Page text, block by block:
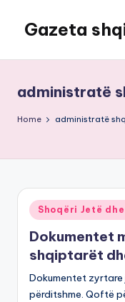
content
Gazeta
administratë
Home administratë
Posted
in
Shoqëri Jetë
Dokumentet
shqiptarët
Dokumentet zyrtare
përditshme. Qoftë